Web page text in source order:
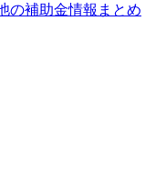
の補助金情報まとめ